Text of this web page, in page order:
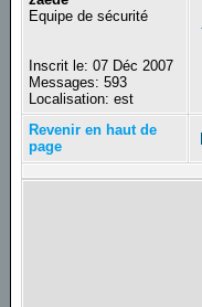
Equipe de sécurité
Inscrit le: 07 Déc 2007
Messages: 593
Localisation: est
Revenir en haut de
page